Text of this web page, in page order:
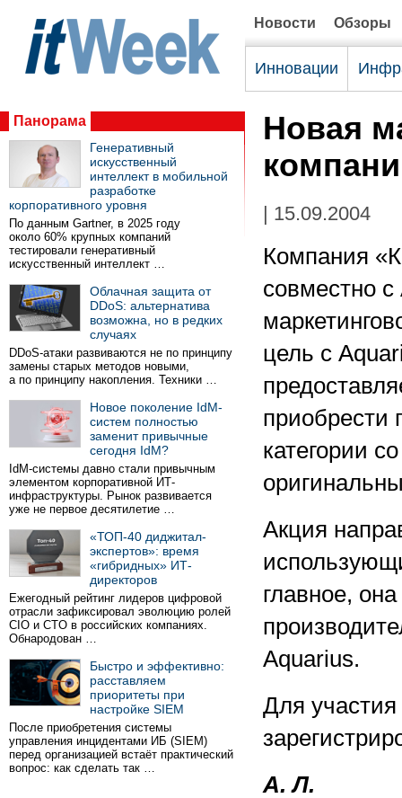
Новости Обзоры
Инновации
Панорама
Генеративный
искусственный
интеллект в мобильной
разработке
корпоративного уровня
По данным Gartner, в 2025 году
около 60% крупных компаний
тестировали генеративный
искусственный интеллект …
Облачная защита от
DDoS: альтернатива
возможна, но в редких
случаях
DDoS-атаки развиваются не по принципу
замены старых методов новыми,
а по принципу накопления. Техники …
Новое поколение IdM-
систем полностью
заменит привычные
сегодня IdM?
IdM-системы давно стали привычным
элементом корпоративной ИТ-
инфраструктуры. Рынок развивается
уже не первое десятилетие …
«ТОП-40 диджитал-
экспертов»: время
«гибридных» ИТ-
директоров
Ежегодный рейтинг лидеров цифровой
отрасли зафиксировал эволюцию ролей
CIO и CTO в российских компаниях.
Обнародован …
Быстро и эффективно:
расставляем
приоритеты при
настройке SIEM
После приобретения системы
управления инцидентами ИБ (SIEM)
перед организацией встаёт практический
вопрос: как сделать так …
Новая
| 15.09.2004
Компания
совместно
цель с
приобрести
категории
Акция
главное,
Aquarius.
Для участия
А. Л.